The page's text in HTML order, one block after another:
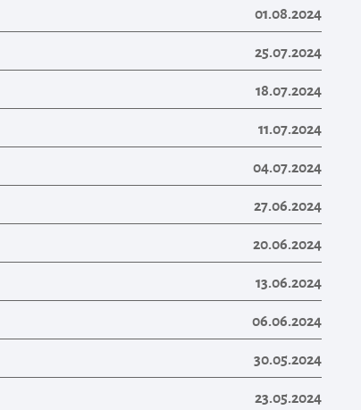
01.08.2024
25.07.2024
18.07.2024
11.07.2024
04.07.2024
27.06.2024
20.06.2024
13.06.2024
06.06.2024
30.05.2024
23.05.2024